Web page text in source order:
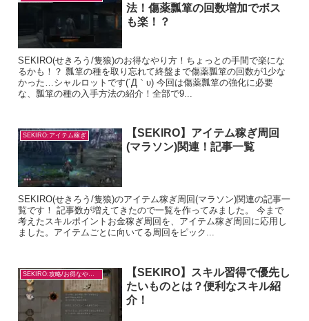
法！傷薬瓢箪の回数増加でボス
も楽！？
SEKIRO(せきろう/隻狼)のお得なやり方！ちょっとの手間で楽にな
るかも！？ 瓢箪の種を取り忘れて終盤まで傷薬瓢箪の回数が1少な
かった…シャルロットです(´Д｀υ) 今回は傷薬瓢箪の強化に必要
な、瓢箪の種の入手方法の紹介！全部で9...
SEKIRO:アイテム稼ぎ
【SEKIRO】アイテム稼ぎ周回
(マラソン)関連！記事一覧
SEKIRO(せきろう/隻狼)のアイテム稼ぎ周回(マラソン)関連の記事一
覧です！ 記事数が増えてきたので一覧を作ってみました。 今まで
考えたスキルポイントお金稼ぎ周回を、アイテム稼ぎ周回に応用し
ました。アイテムごとに向いてる周回をピック...
SEKIRO:攻略/お得なやり方
【SEKIRO】スキル習得で優先し
たいものとは？便利なスキル紹
介！